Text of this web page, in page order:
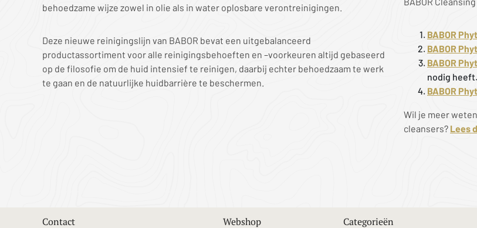
behoedzame wijze zowel in olie als in water oplosbare verontreinigingen.
Deze nieuwe reinigingslijn van BABOR bevat een uitgebalanceerd
productassortiment voor alle reinigingsbehoeften en –voorkeuren altijd gebaseerd
op de filosofie om de huid intensief te reinigen, daarbij echter behoedzaam te werk
te gaan en de natuurlijke huidbarrière te beschermen.
BABOR
BABOR
BABOR
nodig heeft.
BABOR
Wil je meer
cleansers? Lees
Contact Webshop Categorieën